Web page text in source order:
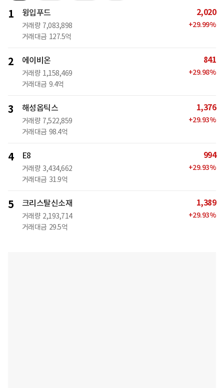
1 윙입푸드
거래량 7,083,898
거래대금 127.5억
2,020
+29.99%
2 에이비온
거래량 1,158,469
거래대금 9.4억
841
+29.98%
3 해성옵틱스
거래량 7,522,859
거래대금 98.4억
1,376
+29.93%
4 E8
거래량 3,434,662
거래대금 31.9억
994
+29.93%
5 크리스탈신소재
거래량 2,193,714
거래대금 29.5억
1,389
+29.93%